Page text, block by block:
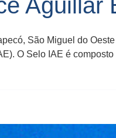
Aguillar
São Miguel do
O Selo IAE é